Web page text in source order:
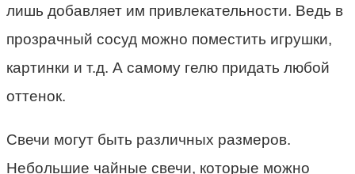
лишь добавляет им привлекательности. Ведь в
прозрачный сосуд можно поместить игрушки,
картинки и т.д. А самому гелю придать любой
оттенок.
Свечи могут быть различных размеров.
Небольшие чайные свечи, которые можно